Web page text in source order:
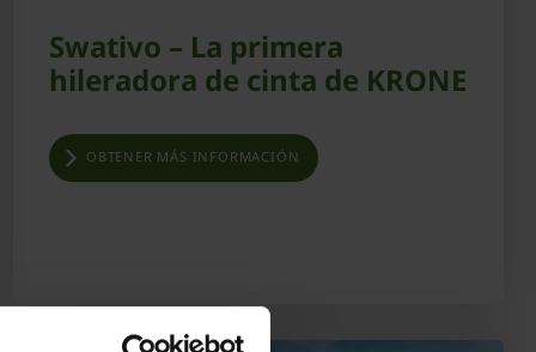
Swativo – La primera
hileradora de cinta de KRONE
OBTENER MÁS INFORMACIÓN